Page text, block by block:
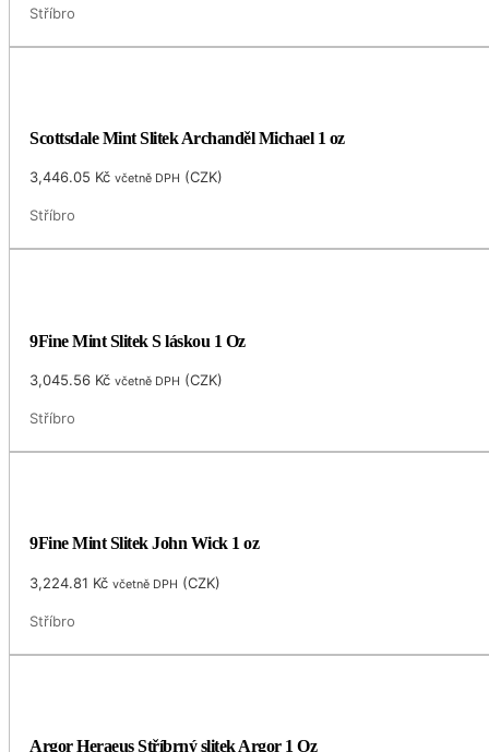
Stříbro
Scottsdale Mint Slitek Archanděl Michael 1 oz
3,446.05 Kč včetně DPH (CZK)
Stříbro
9Fine Mint Slitek S láskou 1 Oz
3,045.56 Kč včetně DPH (CZK)
Stříbro
9Fine Mint Slitek John Wick 1 oz
3,224.81 Kč včetně DPH (CZK)
Stříbro
Argor Heraeus Stříbrný slitek Argor 1 Oz